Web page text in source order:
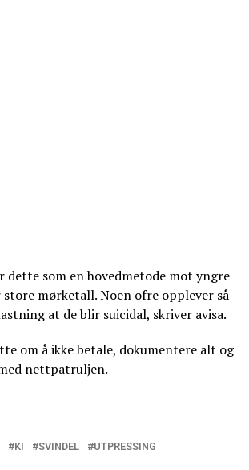
dette som en hovedmetode mot yngre
mørketall. Noen ofre opplever så
at de blir suicidal, skriver avisa.
om å ikke betale, dokumentere alt og
nettpatruljen.
KI SVINDEL UTPRESSING